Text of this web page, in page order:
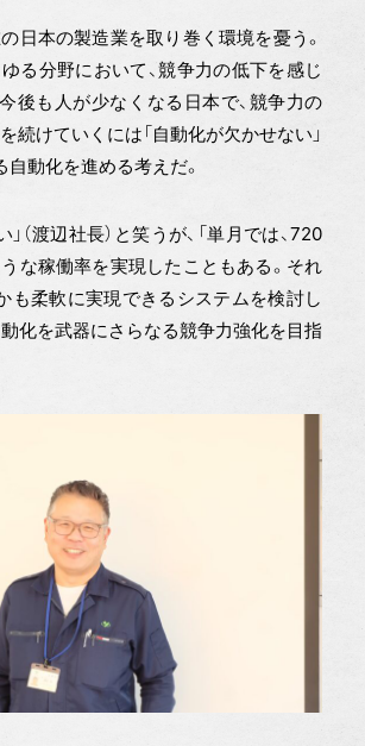
日本の製造業を取り巻く環境を憂う。
ゆる分野において、競争力の低下を感じ
後も人が少なくなる日本で、競争力の
続けていくには「自動化が欠かせない」
自動化を進める考えだ。
」（渡辺社長）と笑うが、「単月では、720
な稼働率を実現したこともある。それ
も柔軟に実現できるシステムを検討し
動化を武器にさらなる競争力強化を目指